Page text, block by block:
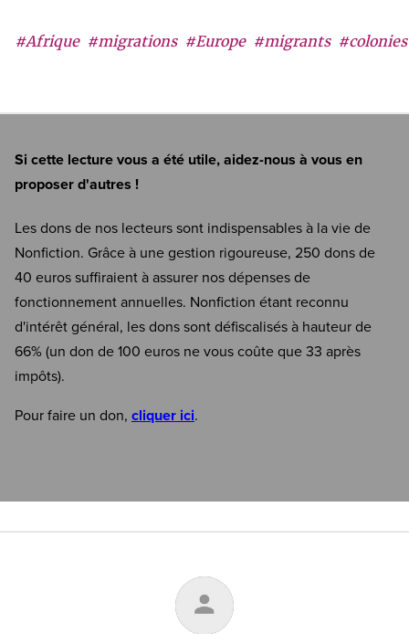
#Afrique #migrations #Europe #migrants #colonies
Si cette lecture vous a été utile, aidez-nous à vous en
proposer d'autres !
Les dons de nos lecteurs sont indispensables à la vie de
Nonfiction. Grâce à une gestion rigoureuse, 250 dons de
40 euros suffiraient à assurer nos dépenses de
fonctionnement annuelles. Nonfiction étant reconnu
d'intérêt général, les dons sont défiscalisés à hauteur de
66% (un don de 100 euros ne vous coûte que 33 après
impôts).
Pour faire un don, cliquer ici.